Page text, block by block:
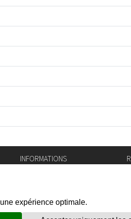
INFORMATIONS
Mentions légales
Réseaux sociaux